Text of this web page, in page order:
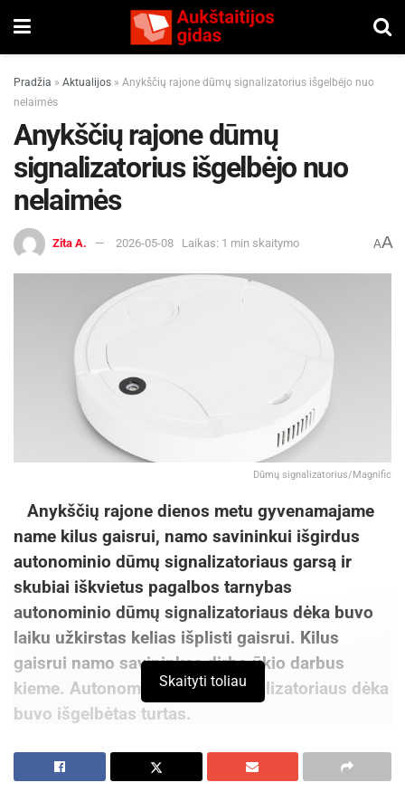
Pradžia » Aktualijos » Anykščių rajone dūmų signalizatorius išgelbėjo nuo
nelaimės
Anykščių rajone dūmų
signalizatorius išgelbėjo nuo
nelaimės
Zita A. 2026-05-08 Laikas: 1 min skaitymo AA
Dūmų signalizatorius/Magnific
Anykščių rajone dienos metu gyvenamajame
name kilus gaisrui, namo savininkui išgirdus
autonominio dūmų signalizatoriaus garsą ir
skubiai iškvietus pagalbos tarnybas
autonominio dūmų signalizatoriaus dėka buvo
laiku užkirstas kelias išplisti gaisrui. Kilus
gaisrui namo savininkas dirbo ūkio darbus
kieme. Autonominio dūmų signalizatoriaus dėka
buvo išgelbėtas turtas.
Šiame būste autonominis dūmų signalizatorius
buvo įrengtas 2021 m. vykdant akciją „Padėk
Skaityti toliau